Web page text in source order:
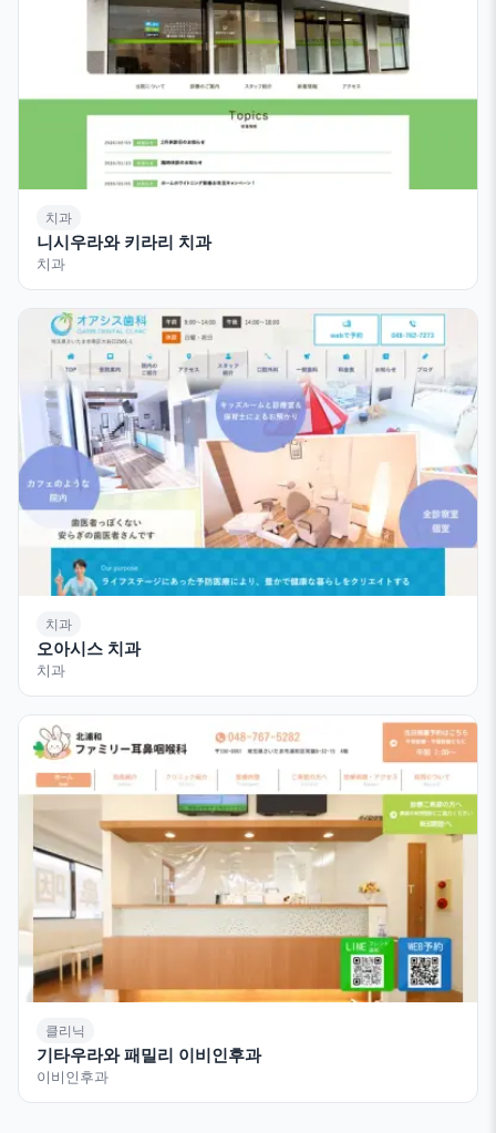
치과
니시우라와 키라리 치과
치과
치과
오아시스 치과
치과
클리닉
기타우라와 패밀리 이비인후과
이비인후과